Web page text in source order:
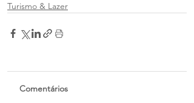
Turismo & Lazer
Comentários